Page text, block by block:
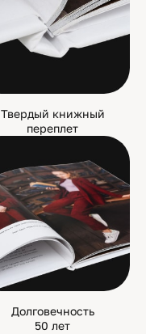
Твердый книжный
переплет
Долговечность
50 лет